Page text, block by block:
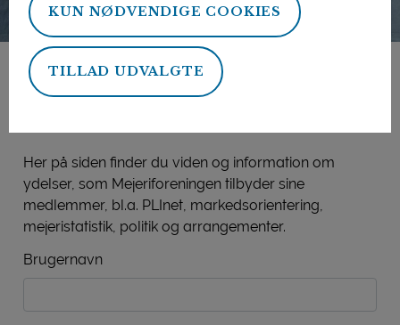
KUN NØDVENDIGE COOKIES
TILLAD UDVALGTE
Mejeriforeningens
Her på siden finder du viden og information om
ydelser, som Mejeriforeningen tilbyder sine
medlemmer, bl.a. PLInet, markedsorientering,
mejeristatistik, politik og arrangementer.
Brugernavn